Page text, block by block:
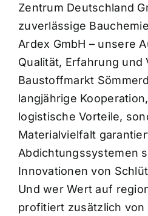
Zentrum Deutschland
zuverlässige
Ardex GmbH – unsere
Qualität, Erfahrung und
Baustoffmarkt
langjährige
logistische Vorteile,
Materialvielfalt
Abdichtungssystemen
Innovationen von
Und wer Wert auf
profitiert zusätzlich von